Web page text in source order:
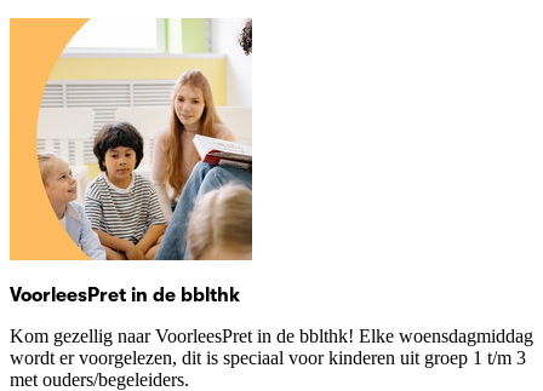
VoorleesPret in de bblthk
Kom gezellig naar VoorleesPret in de bblthk! Elke woensdagmiddag
wordt er voorgelezen, dit is speciaal voor kinderen uit groep 1 t/m 3
met ouders/begeleiders.